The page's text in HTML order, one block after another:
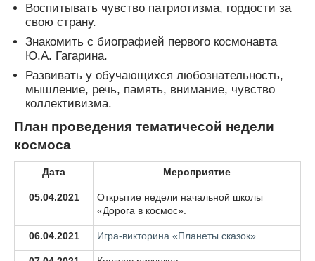
Воспитывать чувство патриотизма, гордости за
свою страну.
Знакомить с биографией первого космонавта
Ю.А. Гагарина.
Развивать у обучающихся любознательность,
мышление, речь, память, внимание, чувство
коллективизма.
План проведения тематичесой недели
космоса
Дата Мероприятие
05.04.2021
Открытие недели начальной школы
«Дорога в космос».
06.04.2021 Игра-викторина «Планеты сказок»